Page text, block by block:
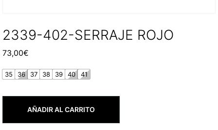
2339-402-SERRAJE ROJO
73,00€
35 36 37 38 39 40 41
AÑADIR AL CARRITO